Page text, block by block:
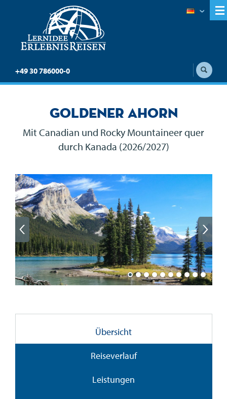
+49 30 786000-0
Goldener Ahorn
Mit Canadian und Rocky Mountaineer quer
durch Kanada (2026/2027)
Übersicht
Reiseverlauf
Leistungen